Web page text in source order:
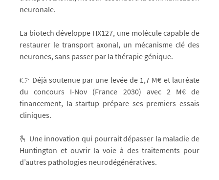
neuronale.
La biotech développe HX127, une molécule capable de
restaurer le transport axonal, un mécanisme clé des
neurones, sans passer par la thérapie génique.
👉 Déjà soutenue par une levée de 1,7 M€ et lauréate
du concours I-Nov (France 2030) avec 2 M€ de
financement, la startup prépare ses premiers essais
cliniques.
🫰 Une innovation qui pourrait dépasser la maladie de
Huntington et ouvrir la voie à des traitements pour
d’autres pathologies neurodégénératives.